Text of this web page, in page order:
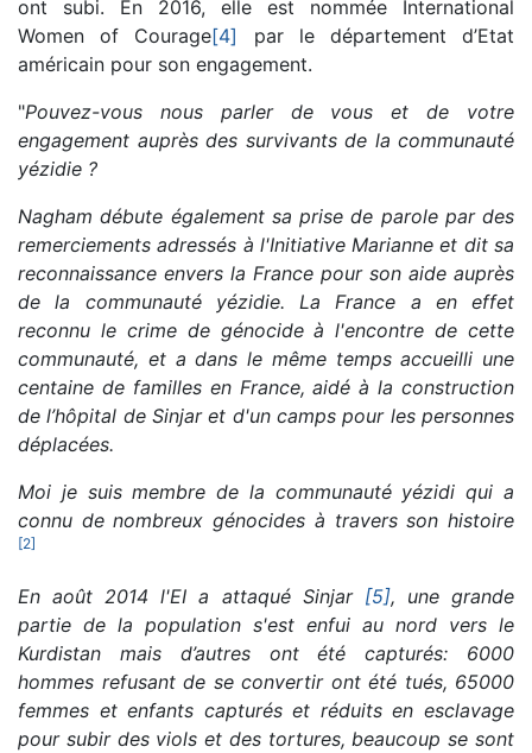
ont subi. En 2016, elle est nommée International
Women of Courage[4]
par le département d’Etat
américain pour son engagement.
"Pouvez-vous nous parler de vous et de votre
engagement auprès des survivants de la communauté
yézidie ?
Nagham débute également sa prise de parole par des
remerciements adressés à l'Initiative Marianne et dit sa
reconnaissance envers la France pour son aide auprès
de la communauté yézidie. La France a en effet
reconnu le crime de génocide à l'encontre de cette
communauté, et a dans le même temps accueilli une
centaine de familles en France, aidé à la construction
de l’hôpital de Sinjar et d'un camps pour les personnes
déplacées.
Moi je suis membre de la communauté yézidi qui a
connu de nombreux génocides à travers son histoire
[2]
En août 2014 l'EI a attaqué Sinjar [5], une grande
partie de la population s'est enfui au nord vers le
Kurdistan mais d’autres ont été capturés: 6000
hommes refusant de se convertir ont été tués, 65000
femmes et enfants capturés et réduits en esclavage
pour subir des viols et des tortures, beaucoup se sont